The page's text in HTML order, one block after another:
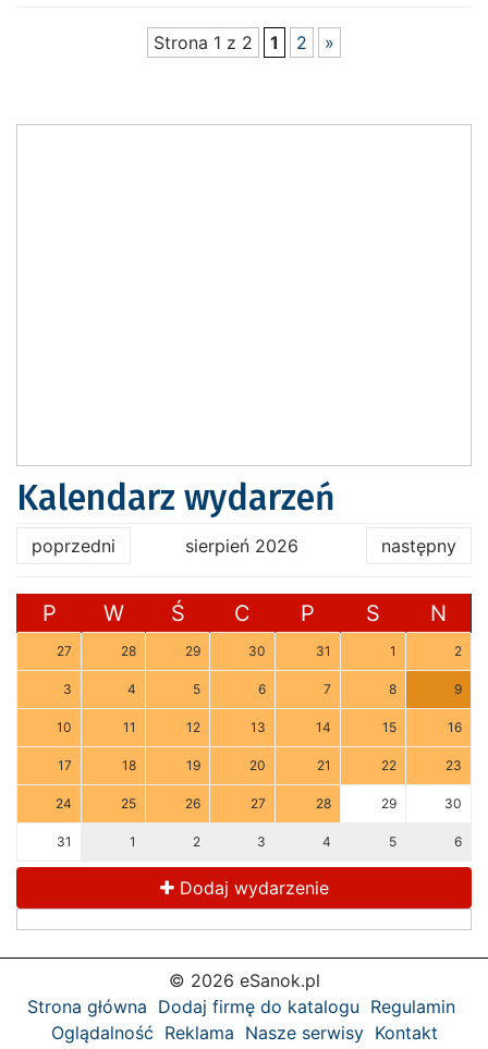
Strona 1 z 2 1 2 »
Kalendarz wydarzeń
poprzedni sierpień 2026 następny
P W Ś C P S N
27 28 29 30 31 1 2
3 4 5 6 7 8 9
10 11 12 13 14 15 16
17 18 19 20 21 22 23
24 25 26 27 28 29 30
31 1 2 3 4 5 6
Dodaj wydarzenie
© 2026 eSanok.pl
Strona główna Dodaj firmę do katalogu Regulamin
Oglądalność Reklama Nasze serwisy Kontakt